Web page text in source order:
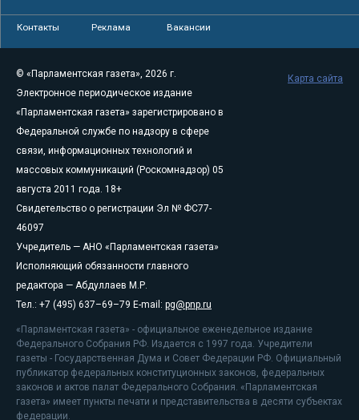
Контакты Реклама Вакансии
© «Парламентская газета», 2026 г.
Электронное периодическое издание
«Парламентская газета» зарегистрировано в
Федеральной службе по надзору в сфере
связи, информационных технологий и
массовых коммуникаций (Роскомнадзор) 05
августа 2011 года. 18+
Свидетельство о регистрации Эл № ФС77-
46097
Учредитель — АНО «Парламентская газета»
Исполняющий обязанности главного
редактора — Абдуллаев М.Р.
Тел.: +7 (495) 637–69–79 E-mail: pg@pnp.ru
«Парламентская газета» - официальное еженедельное издание
Федерального Собрания РФ. Издается с 1997 года. Учредители
газеты - Государственная Дума и Совет Федерации РФ. Официальный
публикатор федеральных конституционных законов, федеральных
законов и актов палат Федерального Собрания. «Парламентская
газета» имеет пункты печати и представительства в десяти субъектах
федерации.
Карта сайта